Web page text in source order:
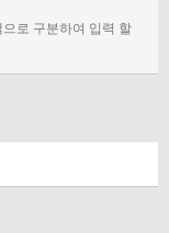
로 구분하여 입력 할